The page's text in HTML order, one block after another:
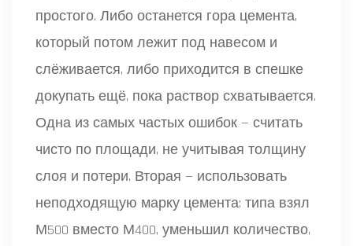
простого. Либо останется гора цемента,
который потом лежит под навесом и
слёживается, либо приходится в спешке
докупать ещё, пока раствор схватывается.
Одна из самых частых ошибок — считать
чисто по площади, не учитывая толщину
слоя и потери. Вторая — использовать
неподходящую марку цемента: типа взял
М500 вместо М400, уменьшил количество,